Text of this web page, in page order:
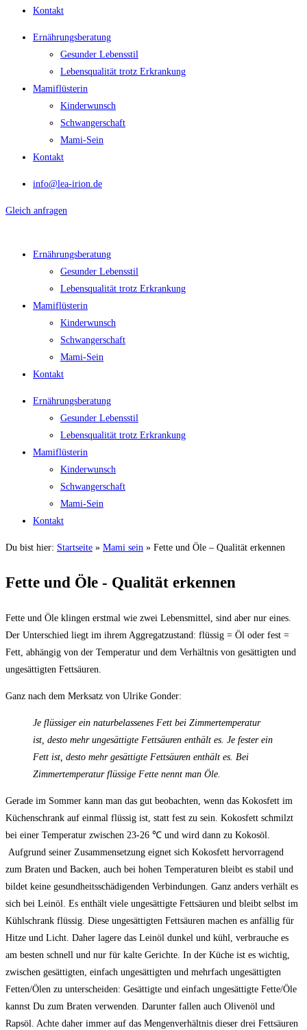
Kontakt
Ernährungsberatung
Gesunder Lebensstil
Lebensqualität trotz Erkrankung
Mamiflüsterin
Kinderwunsch
Schwangerschaft
Mami-Sein
Kontakt
info@lea-irion.de
Gleich anfragen
Ernährungsberatung
Gesunder Lebensstil
Lebensqualität trotz Erkrankung
Mamiflüsterin
Kinderwunsch
Schwangerschaft
Mami-Sein
Kontakt
Ernährungsberatung
Gesunder Lebensstil
Lebensqualität trotz Erkrankung
Mamiflüsterin
Kinderwunsch
Schwangerschaft
Mami-Sein
Kontakt
Du bist hier: Startseite » Mami sein » Fette und Öle – Qualität erkennen
Fette und Öle - Qualität erkennen
Fette und Öle klingen erstmal wie zwei Lebensmittel, sind aber nur eines.
Der Unterschied liegt im ihrem Aggregatzustand: flüssig = Öl oder fest =
Fett, abhängig von der Temperatur und dem Verhältnis von gesättigten und
ungesättigten Fettsäuren.
Ganz nach dem Merksatz von Ulrike Gonder:
Je flüssiger ein naturbelassenes Fett bei Zimmertemperatur
ist, desto mehr ungesättigte Fettsäuren enthält es. Je fester ein
Fett ist, desto mehr gesättigte Fettsäuren enthält es. Bei
Zimmertemperatur flüssige Fette nennt man Öle.
Gerade im Sommer kann man das gut beobachten, wenn das Kokosfett im
Küchenschrank auf einmal flüssig ist, statt fest zu sein. Kokosfett schmilzt
bei einer Temperatur zwischen 23-26 ℃ und wird dann zu Kokosöl.
Aufgrund seiner Zusammensetzung eignet sich Kokosfett hervorragend
zum Braten und Backen, auch bei hohen Temperaturen bleibt es stabil und
bildet keine gesundheitsschädigenden Verbindungen. Ganz anders verhält es
sich bei Leinöl. Es enthält viele ungesättigte Fettsäuren und bleibt selbst im
Kühlschrank flüssig. Diese ungesättigten Fettsäuren machen es anfällig für
Hitze und Licht. Daher lagere das Leinöl dunkel und kühl, verbrauche es
am besten schnell und nur für kalte Gerichte. In der Küche ist es wichtig,
zwischen gesättigten, einfach ungesättigten und mehrfach ungesättigten
Fetten/Ölen zu unterscheiden: Gesättigte und einfach ungesättigte Fette/Öle
kannst Du zum Braten verwenden. Darunter fallen auch Olivenöl und
Rapsöl. Achte daher immer auf das Mengenverhältnis dieser drei Fettsäuren